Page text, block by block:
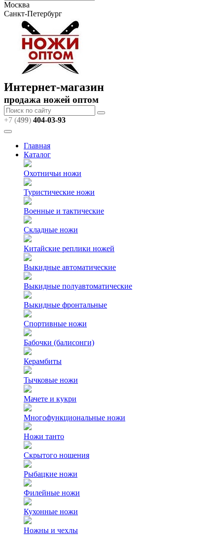
Москва
Санкт-Петербург
Интернет-магазин
продажа ножей оптом
+7 (499) 404-03-93
Главная
Каталог
Охотничьи ножи
Туристические ножи
Военные и тактические
Складные ножи
Китайские реплики ножей
Выкидные автоматические
Выкидные полуавтоматические
Выкидные фронтальные
Спортивные ножи
Бабочки (балисонги)
Керамбиты
Тычковые ножи
Мачете и кукри
Многофункциональные ножи
Ножи танто
Скрытого ношения
Рыбацкие ножи
Филейные ножи
Кухонные ножи
Ножны и чехлы